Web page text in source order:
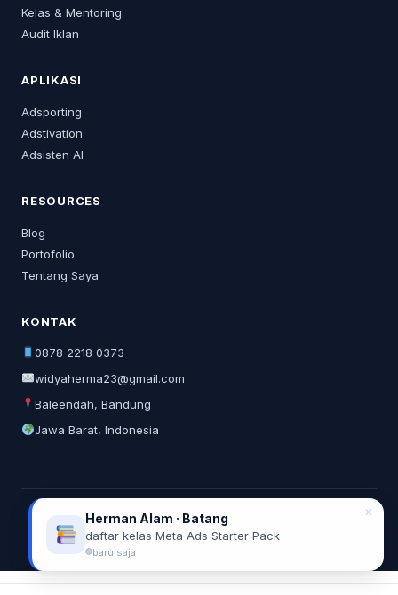
Kelas & Mentoring
Audit Iklan
APLIKASI
Adsporting
Adstivation
Adsisten AI
RESOURCES
Blog
Portofolio
Tentang Saya
KONTAK
0878 2218 0373
widyaherma23@gmail.com
Baleendah, Bandung
Jawa Barat, Indonesia
© 2026 Widya Herma. All rights reserved.
Privacy PolicyTerms of Service
Herman Alam · Batang
daftar kelas Meta Ads Starter Pack
baru saja
✕